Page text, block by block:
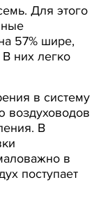
Для этого
57% шире,
них легко
в систему
воздуховодов
В
в
поступает